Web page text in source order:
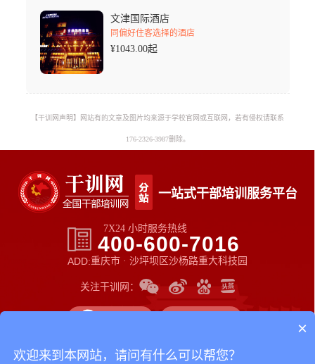
文津国际酒店
同偏好住客选择的酒店
¥1043.00起
【干训网声明】网站有的文章及图片均来源于学校官网或互联网，若有侵权请联系
176-2326-3987删除。
一站式干部培训服务平台
7X24 小时服务热线
400-600-7016
ADD:重庆市 · 沙坪坝区沙杨路重大科技园
关注干训网：
×
欢迎来到本网站，请问有什么可以帮您？